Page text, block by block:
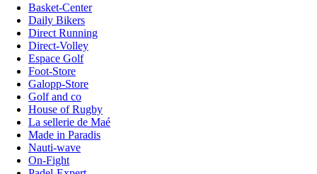
Basket-Center
Daily Bikers
Direct Running
Direct-Volley
Espace Golf
Foot-Store
Galopp-Store
Golf and co
House of Rugby
La sellerie de Maé
Made in Paradis
Nauti-wave
On-Fight